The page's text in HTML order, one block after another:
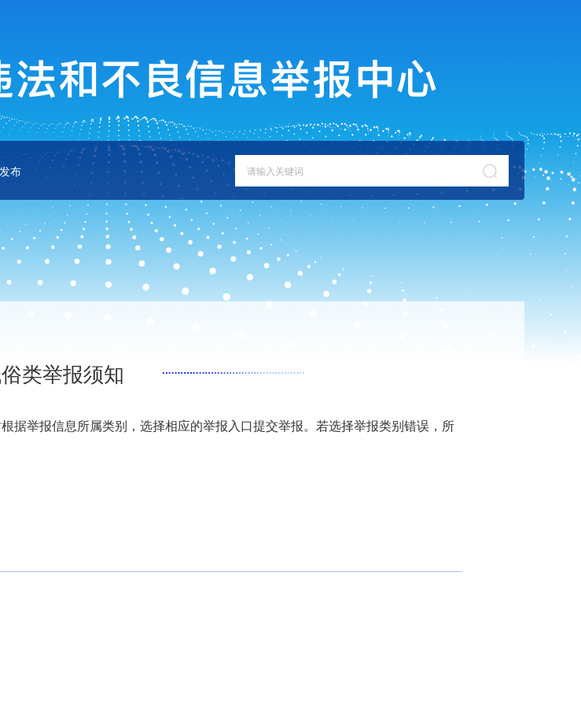
布
类举报须知
据举报信息所属类别，选择相应的举报入口提交举报。若选择举报类别错误，所